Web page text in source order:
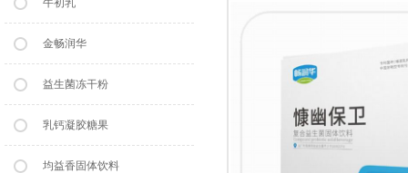
牛初乳
金畅润华
益生菌冻干粉
乳钙凝胶糖果
均益香固体饮料